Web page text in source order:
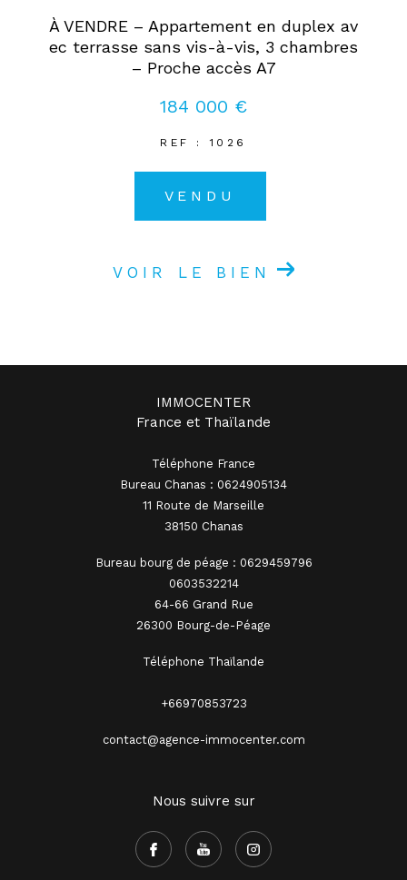
À VENDRE – Appartement en duplex av
ec terrasse sans vis-à-vis, 3 chambres
– Proche accès A7
184 000 €
REF : 1026
VENDU
VOIR LE BIEN
IMMOCENTER
France et Thaïlande
Téléphone France
Bureau Chanas : 0624905134
11 Route de Marseille
38150 Chanas
Bureau bourg de péage : 0629459796
0603532214
64-66 Grand Rue
26300 Bourg-de-Péage
Téléphone Thaïlande
+66970853723
contact@agence-immocenter.com
Nous suivre sur